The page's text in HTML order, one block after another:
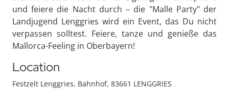
und feiere die Nacht durch – die "Malle Party" der
Landjugend Lenggries wird ein Event, das Du nicht
verpassen solltest. Feiere, tanze und genieße das
Mallorca-Feeling in Oberbayern!
Location
Festzelt Lenggries, Bahnhof, 83661 LENGGRIES